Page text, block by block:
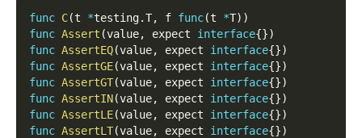
func C(t *testing.T, f func(t *T) )
func Assert (value, expect interface{})
func AssertEQ(value, expect interface{})
func AssertGE(value, expect interface{})
func AssertGT(value, expect interface{})
func AssertIN(value, expect interface{})
func AssertLE(value, expect interface{})
func AssertLT(value, expect interface{})